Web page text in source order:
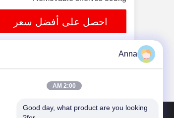
احصل على أفضل سعر
Anna
2:00 AM
Good day, what product are you looking